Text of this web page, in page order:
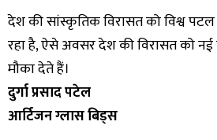
देश की सांस्कृतिक विरासत को विश्व
रहा है, ऐसे अवसर देश की विरासत को
मौका देते हैं।
दुर्गा प्रसाद पटेल
आर्टिजन ग्लास बिड्स